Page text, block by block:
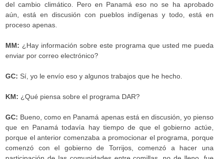
del cambio climático. Pero en Panamá eso no se ha aprobado
aún, está en discusión con pueblos indígenas y todo, está en
proceso apenas.
MM: ¿Hay información sobre este programa que usted me pueda
enviar por correo electrónico?
GC: Sí, yo le envío eso y algunos trabajos que he hecho.
KM: ¿Qué piensa sobre el programa DAR?
GC: Bueno, como en Panamá apenas está en discusión, yo pienso
que en Panamá todavía hay tiempo de que el gobierno actúe,
porque el anterior comenzaba a promocionar el programa, porque
comenzó con el gobierno de Torrijos, comenzó a hacer una